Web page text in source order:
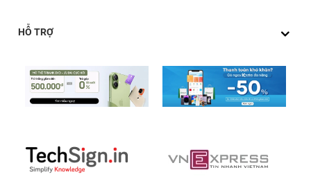
Apple Watch Series 4 GPS – mặt nhôm – dây Sport Loop
HỖ TRỢ